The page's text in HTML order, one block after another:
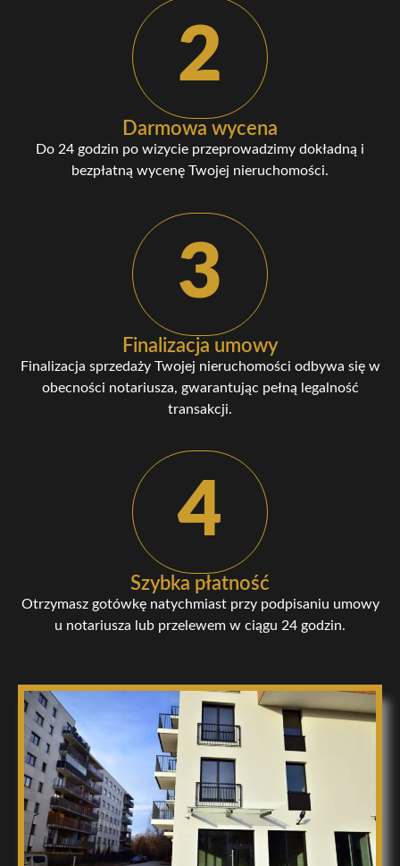
2
Darmowa wycena
Do 24 godzin po wizycie przeprowadzimy dokładną i
bezpłatną wycenę Twojej nieruchomości.
3
Finalizacja umowy
Finalizacja sprzedaży Twojej nieruchomości odbywa się w
obecności notariusza, gwarantując pełną legalność
transakcji.
4
Szybka płatność
Otrzymasz gotówkę natychmiast przy podpisaniu umowy
u notariusza lub przelewem w ciągu 24 godzin.